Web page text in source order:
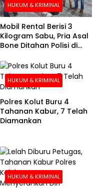
HUKUM & KRIMINAL
Mobil Rental Berisi 3
Kilogram Sabu, Pria Asal
Bone Ditahan Polisi di
HUKUM & KRIMINAL
Polres Kolut Buru 4
Tahanan Kabur, 7 Telah
Diamankan
HUKUM & KRIMINAL